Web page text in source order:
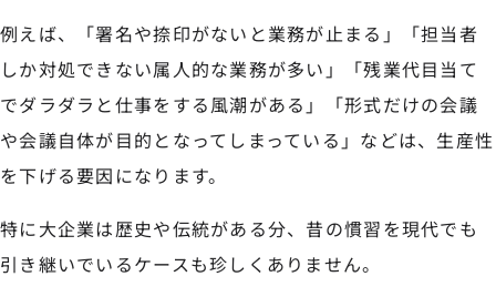
例えば、「署名や捺印がないと業務が止まる」「担当者
しか対処できない属人的な業務が多い」「残業代目当て
でダラダラと仕事をする風潮がある」「形式だけの会議
や会議自体が目的となってしまっている」などは、生産性
を下げる要因になります。
特に大企業は歴史や伝統がある分、昔の慣習を現代でも
引き継いでいるケースも珍しくありません。